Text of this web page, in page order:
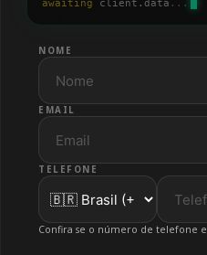
awaiting
client.data ...
NOME
EMAIL
TELEFONE
Confira se o número de telefone